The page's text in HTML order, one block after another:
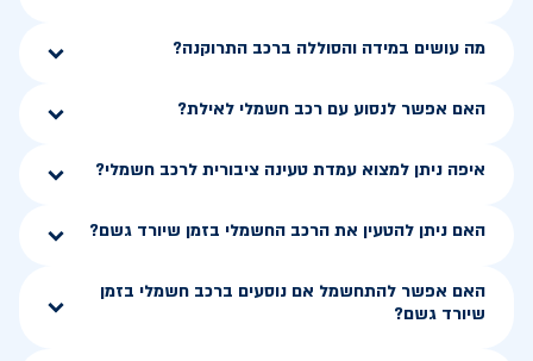
מה עושים במידה והסוללה ברכב התרוקנה?
האם אפשר לנסוע עם רכב חשמלי לאילת?
איפה ניתן למצוא עמדת טעינה ציבורית לרכב חשמלי?
האם ניתן להטעין את הרכב החשמלי בזמן שיורד גשם?
האם אפשר להתחשמל אם נוסעים ברכב חשמלי בזמן
שיורד גשם?